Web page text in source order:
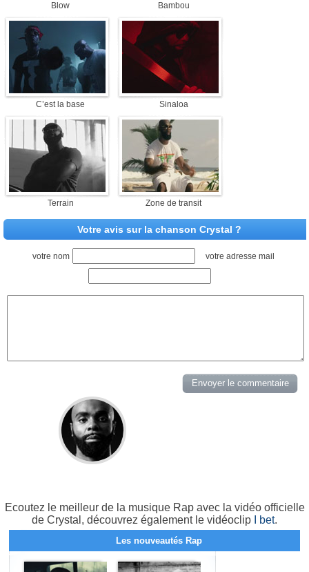
Blow Bambou
C’est la base Sinaloa
Terrain Zone de transit
Votre avis sur la chanson Crystal ?
votre nom votre adresse mail
Ecoutez le meilleur de la musique Rap avec la vidéo officielle
de Crystal, découvrez également le vidéoclip
I bet.
Les nouveautés Rap